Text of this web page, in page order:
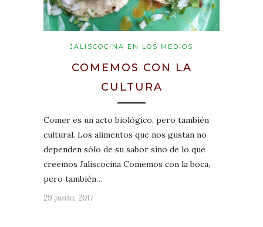
JALISCOCINA EN LOS MEDIOS
COMEMOS CON LA
CULTURA
Comer es un acto biológico, pero también
cultural. Los alimentos que nos gustan no
dependen sólo de su sabor sino de lo que
creemos Jaliscocina Comemos con la boca,
pero también…
29 junio, 2017